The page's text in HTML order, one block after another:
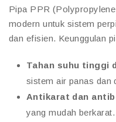
Pipa PPR
modern untuk sistem
dan efisien. Keunggulan
Tahan suhu tinggi
sistem air panas dan
Antikarat dan
yang mudah berkarat.